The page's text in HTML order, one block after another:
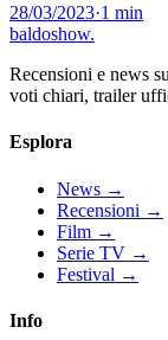
28/03/2023·1 min
baldoshow.
Recensioni e news
voti chiari, trailer
Esplora
News →
Recensioni →
Film →
Serie TV →
Festival →
Info